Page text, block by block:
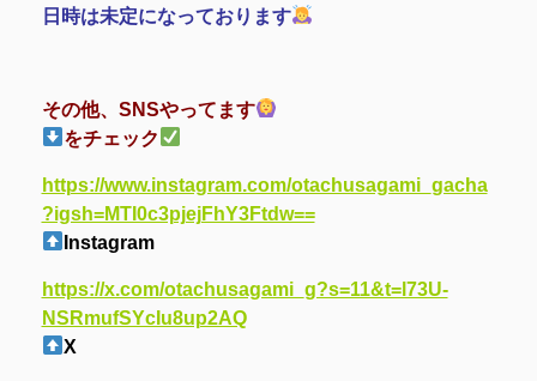
日時は未定になっております
その他、SNSやってます
をチェック
https://www.instagram.com/otachusagami_gacha
?igsh=MTI0c3pjejFhY3Ftdw==
Instagram
https://x.com/otachusagami_g?s=11&t=l73U-
NSRmufSYcIu8up2AQ
X